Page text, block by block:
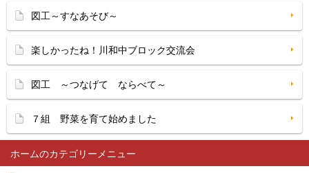
ホーム
図工～すなあそび～
楽しかったね！川和中ブロック交流会
図工 ～つなげて ならべて～
７組 野菜を育て始めました